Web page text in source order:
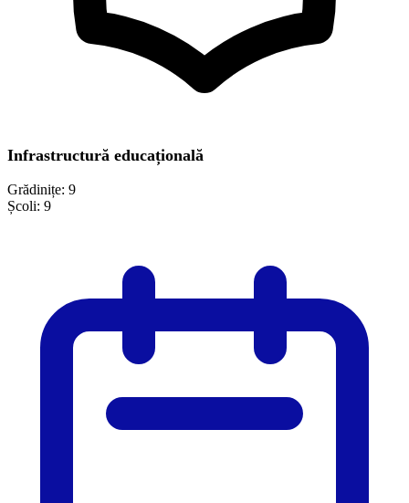
Infrastructură educațională
Grădinițe: 9
Școli: 9